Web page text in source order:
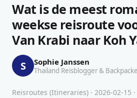
Wat is de meest
weekse reisroute
Van Krabi naar Koh
S Sophie Janssen
Thailand Reisblogger &
Reisroutes (Itineraries) · 2026-02-15